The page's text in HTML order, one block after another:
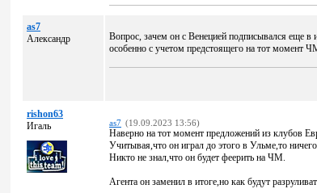
as7
Александр
Вопрос, зачем он с Венецией подписывался еще в
особенно с учетом предстоящего на тот момент
rishon63
Игаль
as7 (19.09.2023 13:56)
Наверно на тот момент предложений из клубов
Учитывая,что он играл до этого в Ульме,то
Никто не знал,что он будет феерить на ЧМ.
Агента он заменил в итоге,но как будут